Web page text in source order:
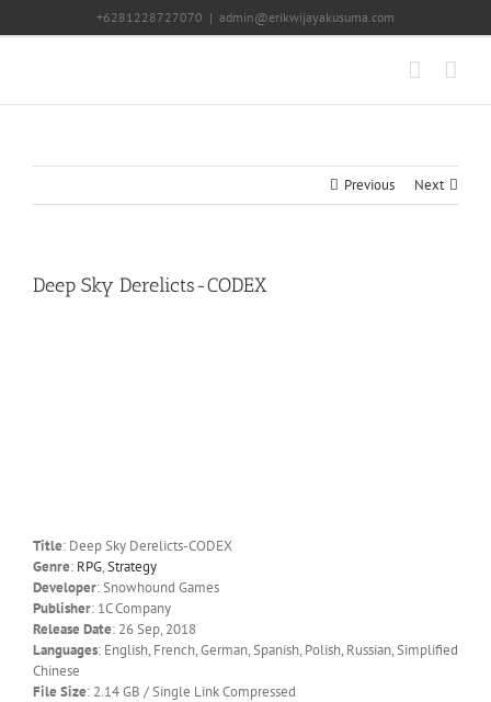
+6281228727070 | admin@erikwijayakusuma.com
Previous Next
Deep Sky Derelicts-CODEX
Title: Deep Sky Derelicts-CODEX
Genre: RPG,Strategy
Developer: Snowhound Games
Publisher: 1C Company
Release Date: 26 Sep, 2018
Languages: English, French, German, Spanish, Polish, Russian, Simplified
Chinese
File Size: 2.14 GB / Single Link Compressed